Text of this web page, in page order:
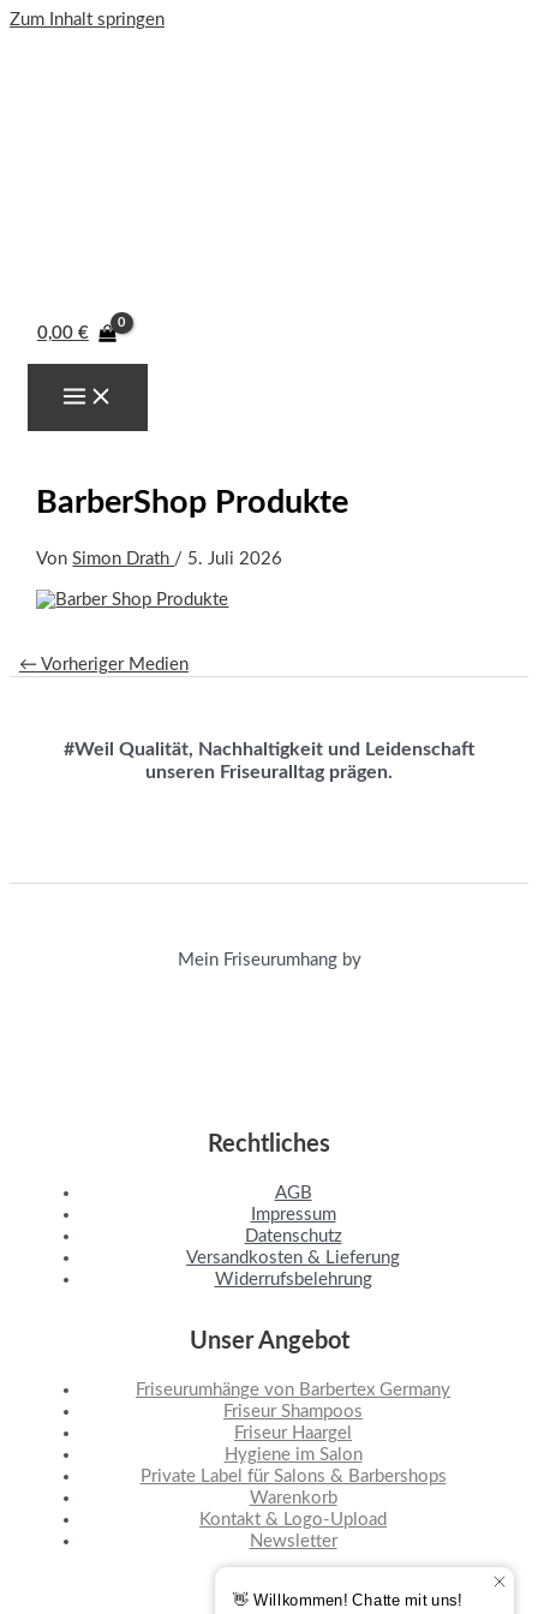
Zum Inhalt springen
0,00 €
BarberShop Produkte
VonSimon Drath / 5. Juli 2026
← Vorheriger Medien
#Weil Qualität, Nachhaltigkeit und Leidenschaft
unseren Friseuralltag prägen.
Mein Friseurumhang by
Rechtliches
AGB
Impressum
Datenschutz
Versandkosten & Lieferung
Widerrufsbelehrung
Unser Angebot
Friseurumhänge von Barbertex Germany
Friseur Shampoos
Friseur Haargel
Hygiene im Salon
Private Label für Salons & Barbershops
Warenkorb
Kontakt & Logo-Upload
Newsletter